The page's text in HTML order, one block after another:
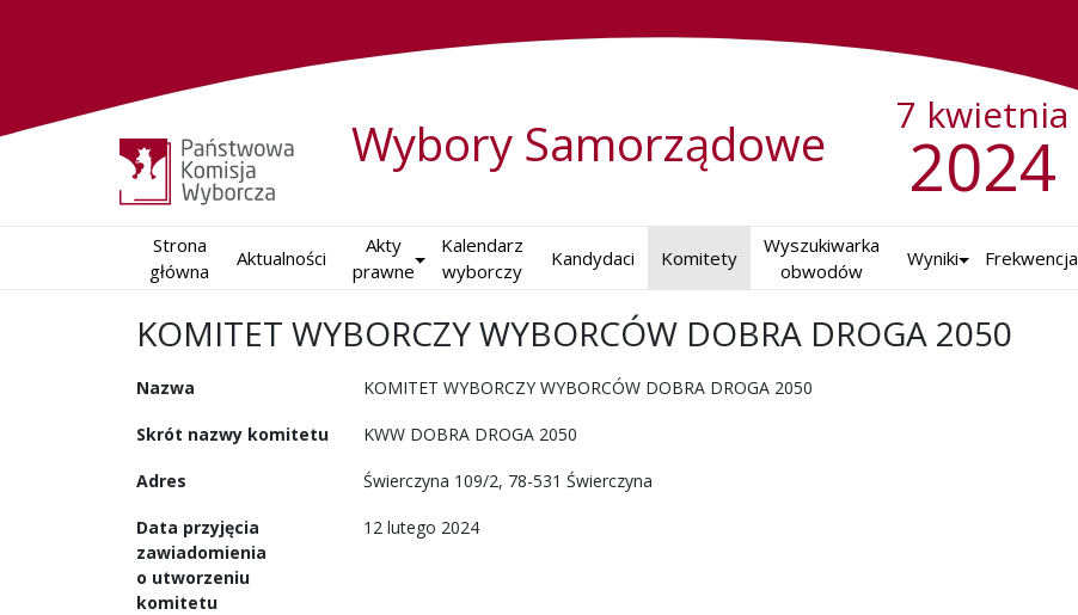
Wybory Samorządowe 2024
7 kwietnia
Strona
główna
Aktualności
Akty
prawne
Kalendarz
wyborczy
Kandydaci Komitety
Wyszukiwarka
obwodów
Wyniki Frekwencja
KOMITET WYBORCZY WYBORCÓW DOBRA DROGA 2050
w wyborach samorządowych w 2024 r.
Nazwa KOMITET WYBORCZY WYBORCÓW DOBRA DROGA 2050
Skrót nazwy komitetu KWW DOBRA DROGA 2050
Adres Świerczyna 109/2, 78-531 Świerczyna
Data przyjęcia
zawiadomienia
o utworzeniu
komitetu
12 lutego 2024